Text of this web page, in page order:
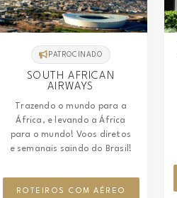
PATROCINADO
SOUTH AFRICAN
AIRWAYS
Trazendo o mundo para a
África, e levando a África
para o mundo! Voos diretos
e semanais saindo do Brasil!
ROTEIROS COM AÉREO